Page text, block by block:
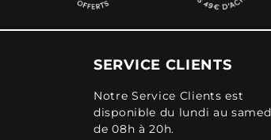
SERVICE CLIENTS
Notre Service Clients est
disponible du lundi au
de 08h à 20h.